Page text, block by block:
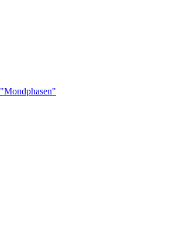
"Mondphasen"